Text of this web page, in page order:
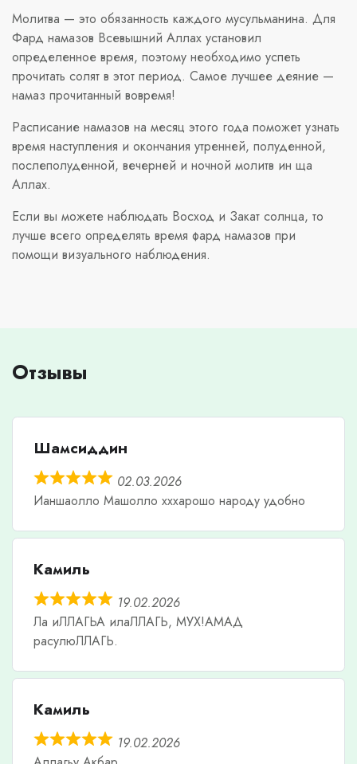
Молитва — это обязанность каждого мусульманина. Для
Фард намазов Всевышний Аллах установил
определенное время, поэтому необходимо успеть
прочитать солят в этот период. Самое лучшее деяние —
намаз прочитанный вовремя!
Расписание намазов на месяц этого года поможет узнать
время наступления и окончания утренней, полуденной,
послеполуденной, вечерней и ночной молитв ин ща
Аллах.
Если вы можете наблюдать Восход и Закат солнца, то
лучше всего определять время фард намазов при
помощи визуального наблюдения.
Отзывы
Шамсиддин
02.03.2026
Ианшаолло Машолло хххарошо народу удобно
Камиль
19.02.2026
Ла иЛЛАГЬА илаЛЛАГЬ, МУХ!АМАД
расулюЛЛАГЬ.
Камиль
19.02.2026